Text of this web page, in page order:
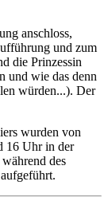
anschloss,
und zum
die Prinzessin
und wie das denn
würden...). Der
wurden von
16 Uhr in der
des